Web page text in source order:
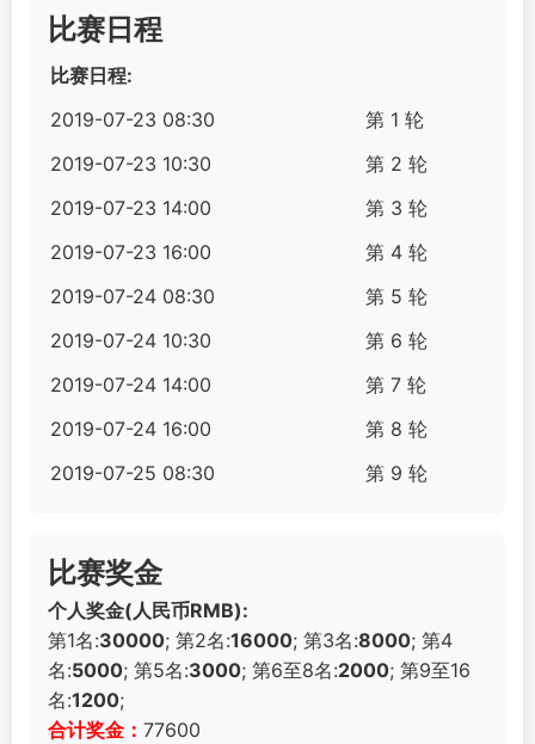
比赛日程
比赛日程:
2019-07-23 08:30
第 1 轮
2019-07-23 10:30
第 2 轮
2019-07-23 14:00
第 3 轮
2019-07-23 16:00
第 4 轮
2019-07-24 08:30
第 5 轮
2019-07-24 10:30
第 6 轮
2019-07-24 14:00
第 7 轮
2019-07-24 16:00
第 8 轮
2019-07-25 08:30
第 9 轮
比赛奖金
个人奖金(人民币RMB):
第1名:30000; 第2名:16000; 第3名:8000; 第4
名:5000; 第5名:3000; 第6至8名:2000; 第9至16
名:1200;
合计奖金： 77600